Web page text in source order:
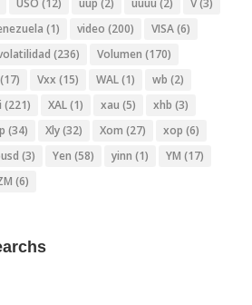
USO (12) uup (2) uuuu (2) V(3)
(1) video (200) VISA(6)
(236) Volumen (170)
(17) Vxx (15) WAL(1) wb (2)
(221) XAL(1) xau (5) xhb (3)
(34) Xly(32) Xom (27) xop (6)
(3) Yen (58) yinn (1) YM (17)
(6)